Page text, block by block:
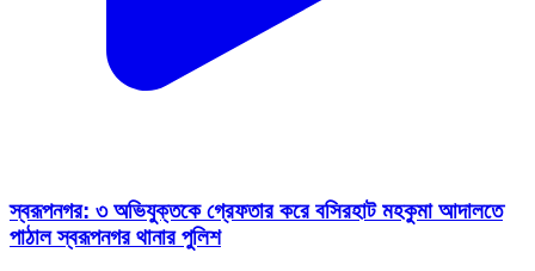
স্বরূপনগর: ৩ অভিযুক্তকে গ্রেফতার করে বসিরহাট মহকুমা আদালতে
পাঠাল স্বরূপনগর থানার পুলিশ